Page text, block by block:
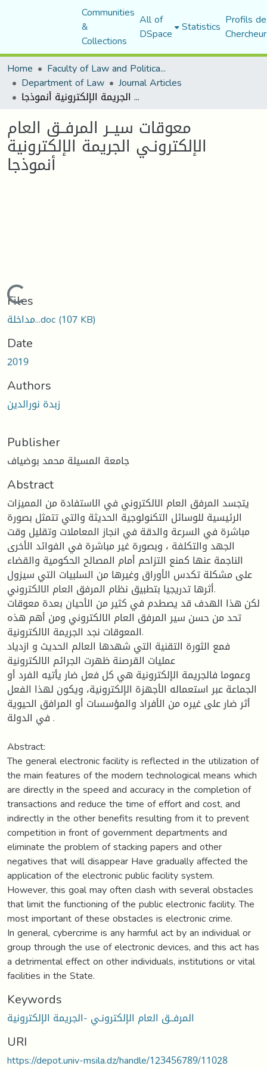
Communities
&
Collections
All of
DSpace Statistics Profils
Home
Faculty of Law and Political Science
Department of Law Journal Articles
معوقات سيــر المرفــق العام الإلكترونـي الجريمة الإلكترونية أنموذجا
معوقات سيــر المرفــق العام
الإلكترونـي الجريمة الإلكترونية
أنموذجا
Loading...
Files
مداخلة...doc(107 KB)
Date
2019
Authors
زبدة نورالدين
Publisher
جامعة المسيلة محمد بوضياف
Abstract
يتجسد المرفق العام الالكتروني في الاستفادة من المميزات
الرئيسية للوسائل التكنولوجية الحديثة والتي تتمثل بصورة
مباشرة في السرعة والدقة في انجاز المعاملات وتقليل وقت
الجهد والتكلفة ، وبصورة غير مباشرة في الفوائد الأخرى
الناجمة عنها كمنع التزاحم أمام المصالح الحكومية والقضاء
على مشكلة تكدس الأوراق وغيرها من السلبيات التي سيزول
أثرها تدريجيا بتطبيق نظام المرفق العام الالكتروني.
لكن هذا الهدف قد يصطدم في كثير من الأحيان بعدة معوقات
تحد من حسن سير المرفق العام الالكتروني ومن أهم هذه
المعوقات نجد الجريمة الالكترونية.
فمع الثورة التقنية التي شهدها العالم الحديث و ازدياد
عمليات القرصنة ظهرت الجرائم الالكترونية
وعموما فالجريمة الإلكترونية هي كل فعل ضار يأتيه الفرد أو
الجماعة عبر استعماله الأجهزة الإلكترونية، ويكون لهذا الفعل
أثر ضار على غيره من الأفراد والمؤسسات أو المرافق الحيوية
في الدولة .
Abstract:
The general electronic facility is reflected in the utilization of
the main features of the modern technological means which
are directly in the speed and accuracy in the completion of
transactions and reduce the time of effort and cost, and
indirectly in the other benefits resulting from it to prevent
competition in front of government departments and
eliminate the problem of stacking papers and other
negatives that will disappear Have gradually affected the
application of the electronic public facility system.
However, this goal may often clash with several obstacles
that limit the functioning of the public electronic facility. The
most important of these obstacles is electronic crime.
In general, cybercrime is any harmful act by an individual or
group through the use of electronic devices, and this act has
a detrimental effect on other individuals, institutions or vital
facilities in the State.
Keywords
المرفــق العام الإلكترونـي -الجريمة الإلكترونية
URI
https://depot.univ-msila.dz/handle/123456789/11028